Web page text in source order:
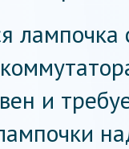
лампочка
и